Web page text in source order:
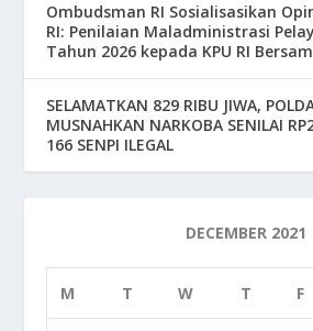
Ombudsman RI Sosialisasikan
RI: Penilaian Maladministrasi
Tahun 2026 kepada KPU RI
SELAMATKAN 829 RIBU JIWA,
MUSNAHKAN NARKOBA SENILAI
166 SENPI ILEGAL
DECEMBER 2021
M T W T F